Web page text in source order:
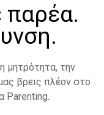
παρέα.
μητρότητα, την
βρεις πλέον στο
Parenting.